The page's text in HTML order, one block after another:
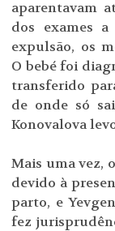
aparentavam
dos exames
expulsão, os
O bebé foi
transferido
de onde só
Konovalova
Mais uma vez,
devido à
parto, e
fez